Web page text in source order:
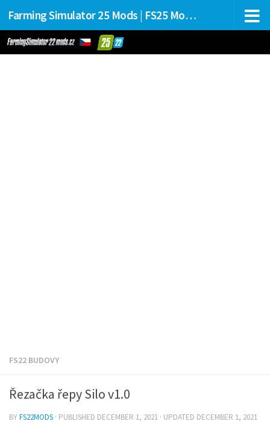
Farming Simulator 25 Mods | FS25 Mods Stahování
FS22 BUDOVY
Řezačka řepy Silo v1.0
BYFS22MODS · PUBLISHED DECEMBER 1, 2021 · UPDATED DECEMBER 1, 2021